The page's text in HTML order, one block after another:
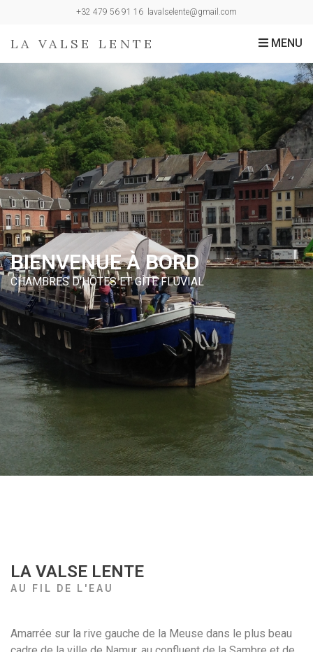
+32 479 56 91 16 lavalselente@gmail.com
LA VALSE LENTE MENU
BIENVENUE À BORD
CHAMBRES D'HÔTES ET GÎTE FLUVIAL
LA VALSE LENTE
AU FIL DE L'EAU
Amarrée sur la rive gauche de la Meuse dans le plus beau